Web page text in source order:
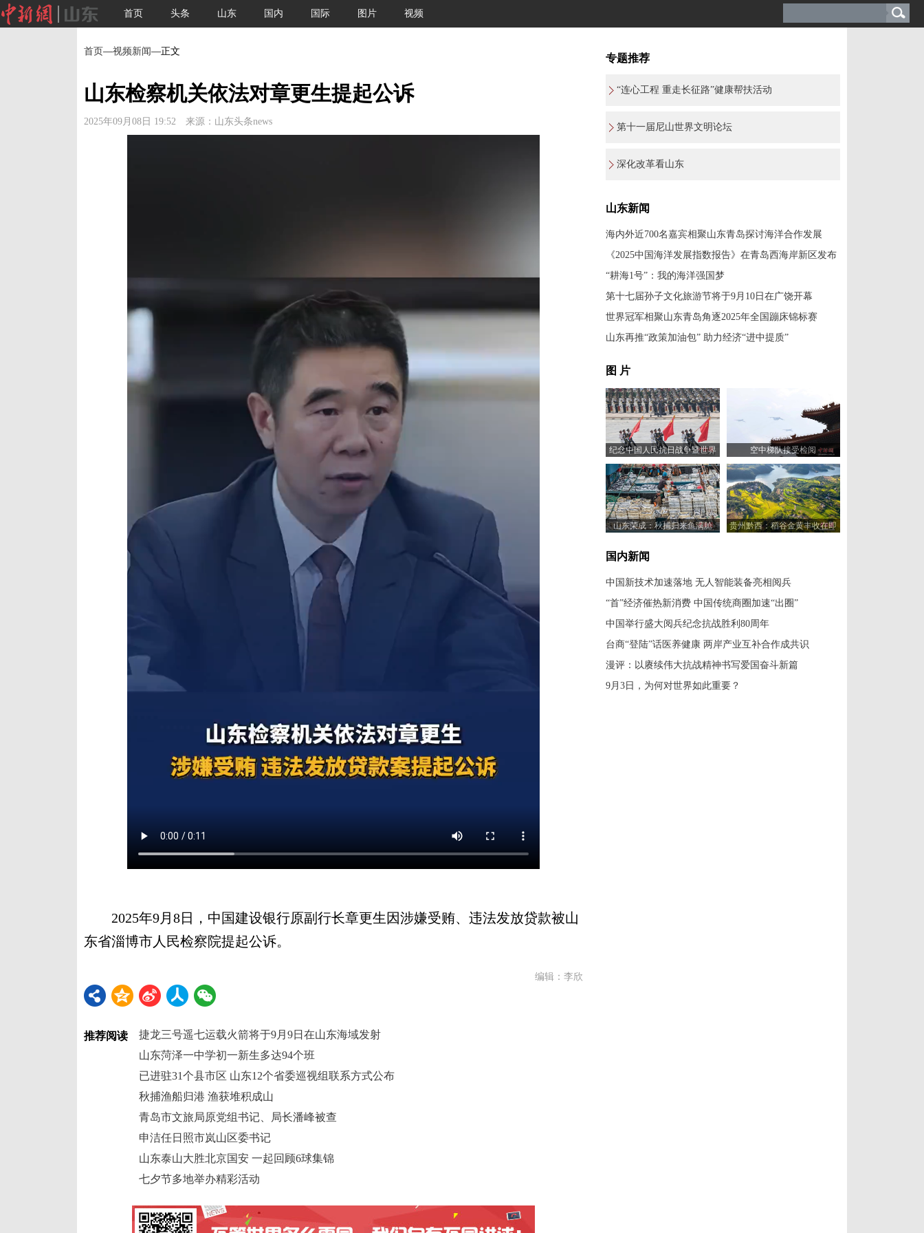
首页 头条 山东 国内 国际 图片 视频
首页—视频新闻—正文
山东检察机关依法对章更生提起公诉
2025年09月08日 19:52 来源：山东头条news
2025年9月8日，中国建设银行原副行长章更生因涉嫌受贿、违法发放贷款被山
东省淄博市人民检察院提起公诉。
编辑：李欣
推荐阅读
捷龙三号遥七运载火箭将于9月9日在山东海域发射
山东菏泽一中学初一新生多达94个班
已进驻31个县市区 山东12个省委巡视组联系方式公布
秋捕渔船归港 渔获堆积成山
青岛市文旅局原党组书记、局长潘峰被查
申洁任日照市岚山区委书记
山东泰山大胜北京国安 一起回顾6球集锦
七夕节多地举办精彩活动
专题推荐
“连心工程 重走长征路”健康帮扶活动
第十一届尼山世界文明论坛
深化改革看山东
山东新闻
海内外近700名嘉宾相聚山东青岛探讨海洋合作发展
《2025中国海洋发展指数报告》在青岛西海岸新区发布
“耕海1号”：我的海洋强国梦
第十七届孙子文化旅游节将于9月10日在广饶开幕
世界冠军相聚山东青岛角逐2025年全国蹦床锦标赛
山东再推“政策加油包” 助力经济“进中提质”
图 片
纪念中国人民抗日战争暨世界
反法西斯战争胜利80周年大会
举行
空中梯队接受检阅
山东荣成：秋捕归来鱼满舱 贵州黔西：稻谷金黄丰收在即
国内新闻
中国新技术加速落地 无人智能装备亮相阅兵
“首”经济催热新消费 中国传统商圈加速“出圈”
中国举行盛大阅兵纪念抗战胜利80周年
台商“登陆”话医养健康 两岸产业互补合作成共识
漫评：以赓续伟大抗战精神书写爱国奋斗新篇
9月3日，为何对世界如此重要？